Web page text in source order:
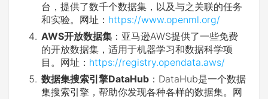
台，提供了数千个数据集，以及与之关联的任务
和实验。网址： https://www.openml.org/
AWS开放数据集 ：亚马逊AWS提供了一些免费
的开放数据集，适用于机器学习和数据科学项
目。网址： https://registry.opendata.aws/
数据集搜索引擎DataHub ：DataHub是一个数据
集搜索引擎，帮助你发现各种各样的数据集。网